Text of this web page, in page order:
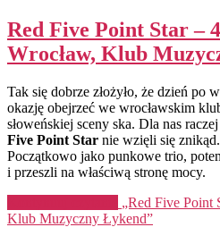
Red Five Point Star –
Wrocław, Klub
Tak się dobrze złożyło, że dzień po
okazję obejrzeć we wrocławskim
słoweńskiej sceny ska. Dla nas
Five Point Star nie wzięli się
Początkowo jako punkowe trio,
i przeszli na właściwą stronę mocy.
„Red Five Point
Klub Muzyczny Łykend”